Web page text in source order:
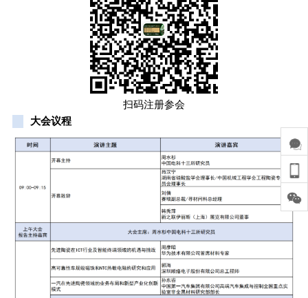
扫码注册参会
大会议程